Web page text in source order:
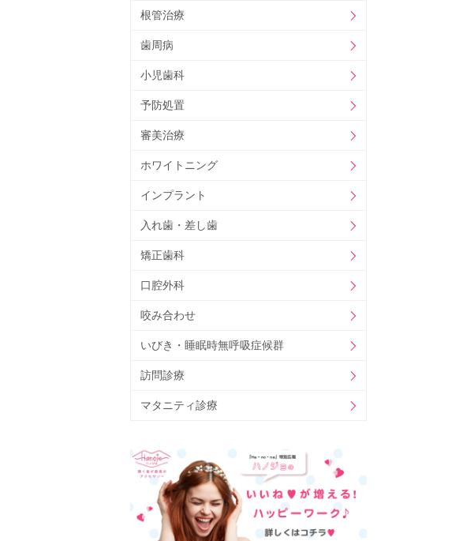
根管治療
歯周病
小児歯科
予防処置
審美治療
ホワイトニング
インプラント
入れ歯・差し歯
矯正歯科
口腔外科
咬み合わせ
いびき・睡眠時無呼吸症候群
訪問診療
マタニティ診療